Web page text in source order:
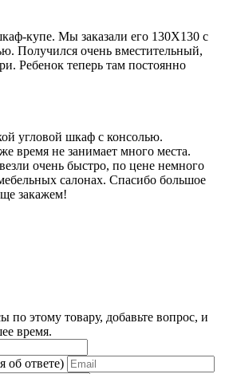
купе. Мы заказали его 130Х130 с
Получился очень вместительный,
Ребенок теперь там постоянно
угловой шкаф с консолью.
время не занимает много места.
очень быстро, по цене немного
салонах. Спасибо большое
закажем!
по этому товару, добавьте вопрос, и
время.
об ответе)